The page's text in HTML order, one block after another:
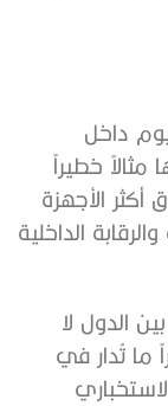
داخل
مثالاً خطيراً
الأجهزة
الداخلية
الدول لا
ما تُدار في